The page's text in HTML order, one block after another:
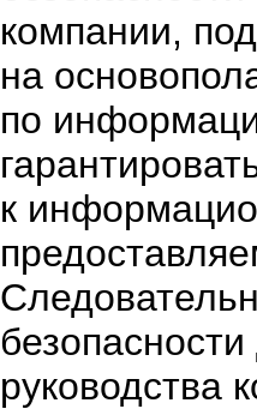
компании,
на
по
к
руководства